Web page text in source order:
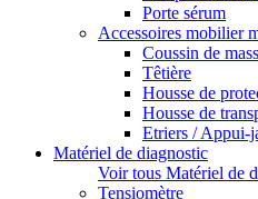
Porte sérum
Accessoires mobilier
Coussin de
Têtière
Housse de
Housse de
Etriers / Appui-
Matériel de diagnostic
Voir tous Matériel de
Tensiomètre